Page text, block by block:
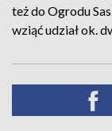
też do Ogrodu
wziąć udział ok.